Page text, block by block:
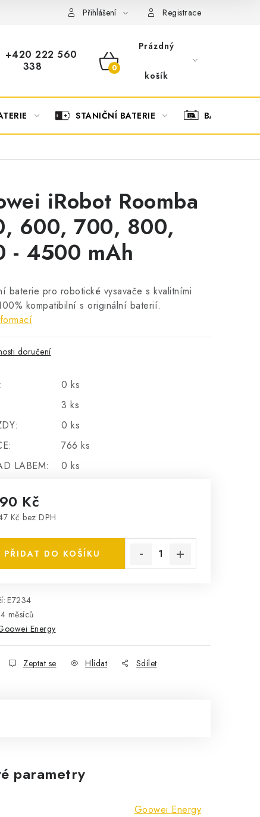
OBCHODNÍ PODMÍNKY OCHRANA OSOBNÍCH ÚDAJŮ
Přihlášení Registrace
+420 222 560
338
NÁKUPNÍ
Prázdný
košík
STANIČNÍ BATERIE BATERIOVÉ
iRobot Roomba
600, 700, 800,
- 4500 mAh
baterie pro robotické vysavače s kvalitními
kompatibilní s originální baterií.
doručení
0 ks
3 ks
0 ks
766 ks
LABEM:
0 ks
Kč
Kč bez DPH
PŘIDAT DO KOŠÍKU
E7234
měsíců
Energy
Zeptat se Hlídat Sdílet
parametry
Goowei Energy